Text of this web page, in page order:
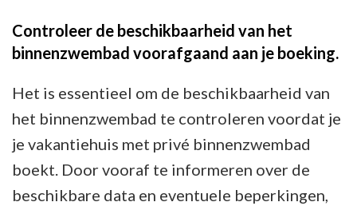
Controleer de beschikbaarheid van het
binnenzwembad voorafgaand aan je boeking.
Het is essentieel om de beschikbaarheid van
het binnenzwembad te controleren voordat je
je vakantiehuis met privé binnenzwembad
boekt. Door vooraf te informeren over de
beschikbare data en eventuele beperkingen,